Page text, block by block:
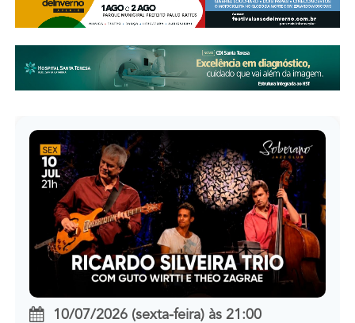
10/07/2026 (sexta-feira) às 21:00